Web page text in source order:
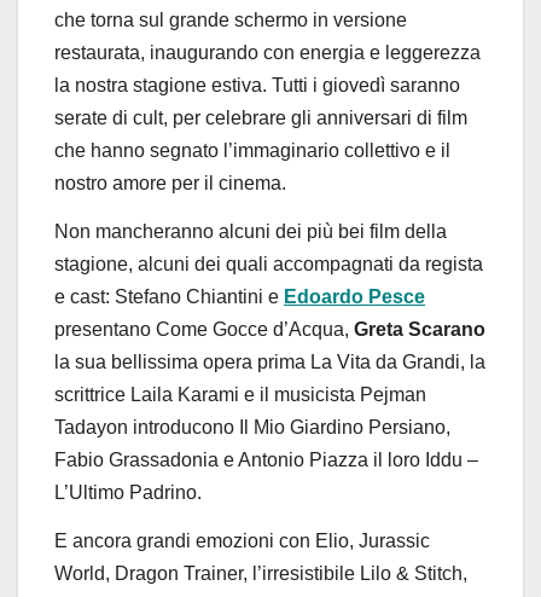
che torna sul grande schermo in versione
restaurata, inaugurando con energia e leggerezza
la nostra stagione estiva. Tutti i giovedì saranno
serate di cult, per celebrare gli anniversari di film
che hanno segnato l’immaginario collettivo e il
nostro amore per il cinema.
Non mancheranno alcuni dei più bei film della
stagione, alcuni dei quali accompagnati da regista
e cast: Stefano Chiantini e Edoardo Pesce
presentano Come Gocce d’Acqua, Greta Scarano
la sua bellissima opera prima La Vita da Grandi, la
scrittrice Laila Karami e il musicista Pejman
Tadayon introducono Il Mio Giardino Persiano,
Fabio Grassadonia eAntonio Piazza il loro Iddu –
L’Ultimo Padrino.
E ancora grandi emozioni con Elio, Jurassic
World, Dragon Trainer, l’irresistibile Lilo & Stitch,